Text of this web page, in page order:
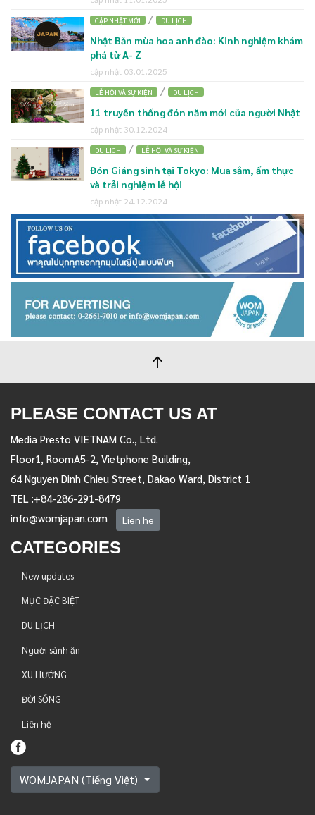
CẬP NHẬT MỚI / DU LỊCH
Nhật Bản mùa hoa anh đào: Kinh nghiệm khám
phá từ A- Z
cập nhật 03.01.2025
LỄ HỘI VÀ SỰ KIỆN / DU LỊCH
11 truyền thống đón năm mới của người Nhật
cập nhật 30.12.2024
DU LỊCH / LỄ HỘI VÀ SỰ KIỆN
Đón Giáng sinh tại Tokyo: Mua sắm, ẩm thực
và trải nghiệm lễ hội
cập nhật 24.12.2024
PLEASE CONTACT US AT
Media Presto VIETNAM Co., Ltd.
Floor1, RoomA5-2, Vietphone Building,
64 Nguyen Dinh Chieu Street, Dakao Ward, District 1
TEL :+84-286-291-8479
info@womjapan.com
Lien he
CATEGORIES
New updates
MỤC ĐẶC BIỆT
DU LỊCH
Người sành ăn
XU HƯỚNG
ĐỜI SỐNG
Liên hệ
WOMJAPAN (Tiếng Việt)